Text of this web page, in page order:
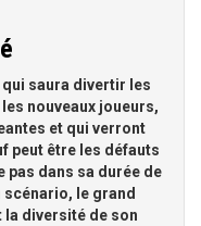
qui saura divertir les
nouveaux joueurs,
et qui verront
peut être les défauts
pas dans sa durée de
le grand
la diversité de son